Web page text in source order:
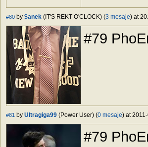
#80 by $anek (IT'S REKT O'CLOCK) (3 mesaje) at
#79
#81 by Ultragiga99 (Power User) (0 mesaje) at
#79